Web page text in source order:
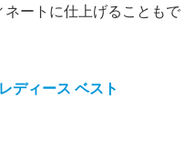
ートに仕上げることもで
ディース ベスト